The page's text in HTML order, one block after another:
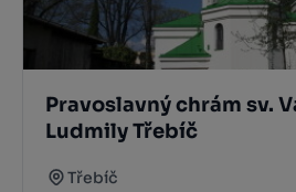
Pravoslavný chrám sv.
Ludmily Třebíč
Třebíč